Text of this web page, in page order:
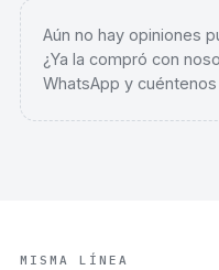
Aún no hay opiniones
¿Ya la compró con
WhatsApp y
MISMA LÍNEA